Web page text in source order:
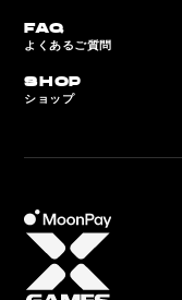
FAQ
よくあるご質問
SHOP
ショップ